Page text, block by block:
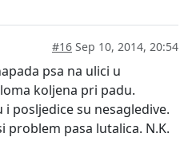
#16 Sep 10, 2014, 20:54
psa na ulici u
koljena pri padu.
posljedice su nesagledive.
problem pasa lutalica. N.K.